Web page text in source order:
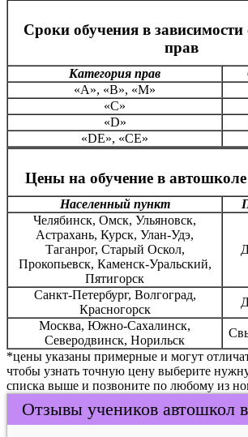
Сроки обучения в зависимости
прав
Категория прав
«А», «В», «М»
«С»
«D»
«DE», «CE»
Цены на обучение в
Населенный пункт
Челябинск, Омск, Ульяновск,
Астрахань, Курск, Улан-Удэ,
Таганрог, Старый Оскол,
Прокопьевск, Каменск-Уральский,
Пятигорск
Санкт-Петербург, Волгоград,
Красногорск
Москва, Южно-Сахалинск,
Северодвинск, Норильск
*цены указаны примерные и могут
чтобы узнать точную цену выберите
списка выше и позвоните по любому из
Отзывы учеников автошкол